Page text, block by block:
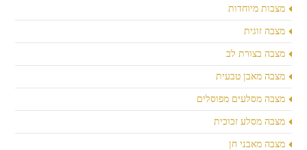
מצבות מיוחדות
מצבה זוגית
מצבה בצורת לב
מצבה מאבן טבעית
מצבה מסלעים מפוסלים
מצבה מסלע זכוכית
מצבה מאבני חן